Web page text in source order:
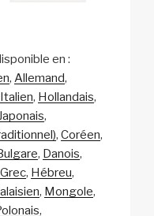
en :
Allemand
Italien Hollandais
Coréen
Danois
Grec Hébreu
Mongole